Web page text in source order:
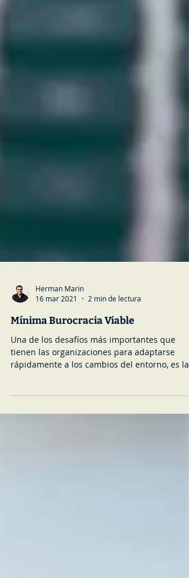
Herman Marin
16 mar 2021
2 min de lectura
Mínima Burocracia Viable
Una de los desafíos más importantes que
rápidamente a los cambios del entorno, es la